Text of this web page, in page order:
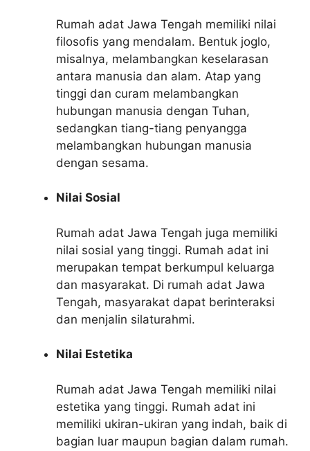
Rumah adat Jawa Tengah memiliki nilai
filosofis yang mendalam. Bentuk joglo,
misalnya, melambangkan keselarasan
antara manusia dan alam. Atap yang
tinggi dan curam melambangkan
hubungan manusia dengan Tuhan,
sedangkan tiang-tiang penyangga
melambangkan hubungan manusia
dengan sesama.
Nilai Sosial
Rumah adat Jawa Tengah juga memiliki
nilai sosial yang tinggi. Rumah adat ini
merupakan tempat berkumpul keluarga
dan masyarakat. Di rumah adat Jawa
Tengah, masyarakat dapat berinteraksi
dan menjalin silaturahmi.
Nilai Estetika
Rumah adat Jawa Tengah memiliki nilai
estetika yang tinggi. Rumah adat ini
memiliki ukiran-ukiran yang indah, baik di
bagian luar maupun bagian dalam rumah.